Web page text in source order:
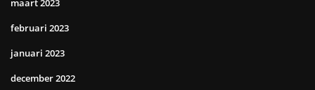
maart 2023
februari 2023
januari 2023
december 2022